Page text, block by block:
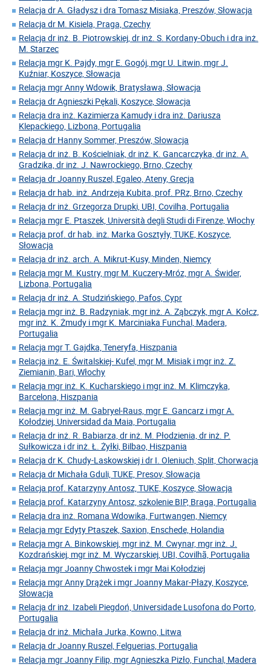
Relacja dr A. Gładysz i dra Tomasz Misiaka, Preszów, Słowacja
Relacja dr M. Kisiela, Praga, Czechy
Relacja dr inż. B. Piotrowskiej, dr inż. S. Kordany-Obuch i dra inż.
M. Starzec
Relacja mgr K. Pajdy, mgr E. Gogój, mgr U. Litwin, mgr J.
Kuźniar, Koszyce, Słowacja
Relacja mgr Anny Wdowik, Bratysława, Słowacja
Relacja dr Agnieszki Pękali, Koszyce, Słowacja
Relacja dra inż. Kazimierza Kamudy i dra inż. Dariusza
Klepackiego, Lizbona, Portugalia
Relacja dr Hanny Sommer, Preszów, Słowacja
Relacja dr inż. B. Kościelniak, dr inż. K. Gancarczyka, dr inż. A.
Gradzika, dr inż. J. Nawrockiego, Brno, Czechy
Relacja dr Joanny Ruszel, Egaleo, Ateny, Grecja
Relacja dr hab. inż. Andrzeja Kubita, prof. PRz, Brno, Czechy
Relacja dr inż. Grzegorza Drupki, UBI, Covilha, Portugalia
Relacja mgr E. Ptaszek, Università degli Studi di Firenze, Włochy
Relacja prof. dr hab. inż. Marka Gosztyły, TUKE, Koszyce,
Słowacja
Relacja dr inż. arch. A. Mikrut-Kusy, Minden, Niemcy
Relacja mgr M. Kustry, mgr M. Kuczery-Mróz, mgr A. Świder,
Lizbona, Portugalia
Relacja dr inż. A. Studzińskiego, Pafos, Cypr
Relacja mgr inż. B. Radzyniak, mgr inż. A. Ząbczyk, mgr A. Kołcz,
mgr inż. K. Żmudy i mgr K. Marciniaka Funchal, Madera,
Portugalia
Relacja mgr T. Gajdka, Teneryfa, Hiszpania
Relacja inż. E. Świtalskiej- Kufel, mgr M. Misiak i mgr inż. Z.
Ziemianin, Bari, Włochy
Relacja mgr inż. K. Kucharskiego i mgr inż. M. Klimczyka,
Barcelona, Hiszpania
Relacja mgr inż. M. Gabryel-Raus, mgr E. Gancarz i mgr A.
Kołodziej, Universidad da Maia, Portugalia
Relacja dr inż. R. Babiarza, dr inż. M. Płodzienia, dr inż. P.
Sułkowicza i dr inż. Ł. Żyłki, Bilbao, Hiszpania
Relacja dr K. Chudy-Laskowskiej i dr I. Oleniuch, Split, Chorwacja
Relacja dr Michała Gduli, TUKE, Presov, Słowacja
Relacja prof. Katarzyny Antosz, TUKE, Koszyce, Słowacja
Relacja prof. Katarzyny Antosz, szkolenie BIP, Braga, Portugalia
Relacja dra inż. Romana Wdowika, Furtwangen, Niemcy
Relacja mgr Edyty Ptaszek, Saxion, Enschede, Holandia
Relacja mgr A. Binkowskiej, mgr inż. M. Cwynar, mgr inż. J.
Kozdrańskiej, mgr inż. M. Wyczarskiej, UBI, Covilhã, Portugalia
Relacja mgr Joanny Chwostek i mgr Mai Kołodziej
Relacja mgr Anny Drążek i mgr Joanny Makar-Płazy, Koszyce,
Słowacja
Relacja dr inż. Izabeli Piegdoń, Universidade Lusofona do Porto,
Portugalia
Relacja dr inż. Michała Jurka, Kowno, Litwa
Relacja dr Joanny Ruszel, Felguerias, Portugalia
Relacja mgr Joanny Filip, mgr Agnieszka Pizło, Funchal, Madera